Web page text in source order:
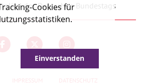
Cookies für
Einverstanden
des Deutschen Bundestags
IMPRESSUM DATENSCHUTZ